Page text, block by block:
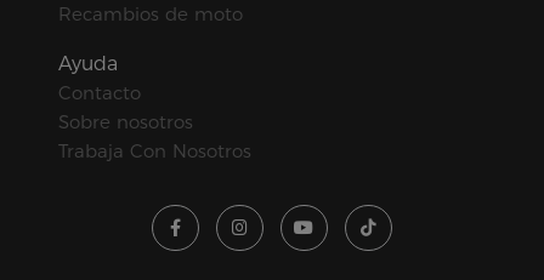
Recambios de moto
Ayuda
Contacto
Sobre nosotros
Trabaja Con Nosotros